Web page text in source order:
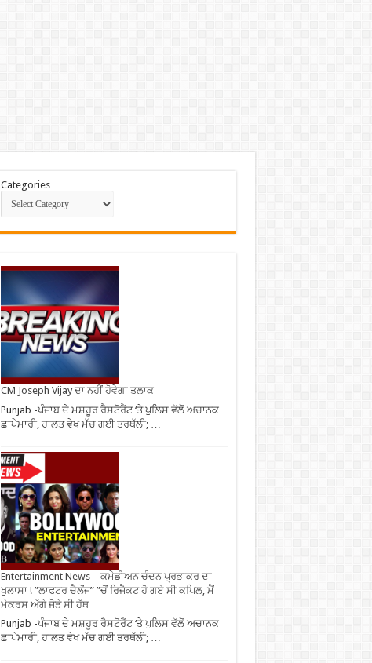
Categories
CM Joseph Vijay ਦਾ ਨਹੀਂ ਹੋਵੇਗਾ ਤਲਾਕ
Punjab -ਪੰਜਾਬ ਦੇ ਮਸ਼ਹੂਰ ਰੈਸਟੋਰੈਂਟ ‘ਤੇ ਪੁਲਿਸ ਵੱਲੋਂ ਅਚਾਨਕ
ਛਾਪੇਮਾਰੀ, ਹਾਲਤ ਵੇਖ ਮੱਚ ਗਈ ਤਰਥੱਲੀ; …
Entertainment News – ਕਮੇਡੀਅਨ ਚੰਦਨ ਪ੍ਰਭਾਕਰ ਦਾ
ਖੁਲਾਸਾ ! ”ਲਾਫਟਰ ਚੈਲੇਂਜ” ”ਚੋਂ ਰਿਜੈਕਟ ਹੋ ਗਏ ਸੀ ਕਪਿਲ, ਮੈਂ
ਮੇਕਰਸ ਅੱਗੇ ਜੋੜੇ ਸੀ ਹੱਥ
Punjab -ਪੰਜਾਬ ਦੇ ਮਸ਼ਹੂਰ ਰੈਸਟੋਰੈਂਟ ‘ਤੇ ਪੁਲਿਸ ਵੱਲੋਂ ਅਚਾਨਕ
ਛਾਪੇਮਾਰੀ, ਹਾਲਤ ਵੇਖ ਮੱਚ ਗਈ ਤਰਥੱਲੀ; …